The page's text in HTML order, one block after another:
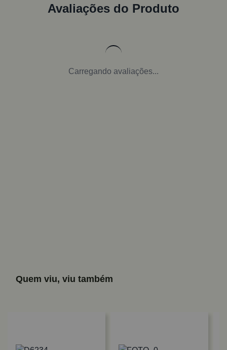
Avaliações do Produto
Carregando avaliações...
Quem viu, viu também